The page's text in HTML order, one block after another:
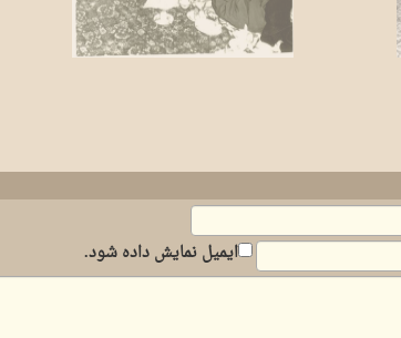
ایمیل نمایش داده شود.